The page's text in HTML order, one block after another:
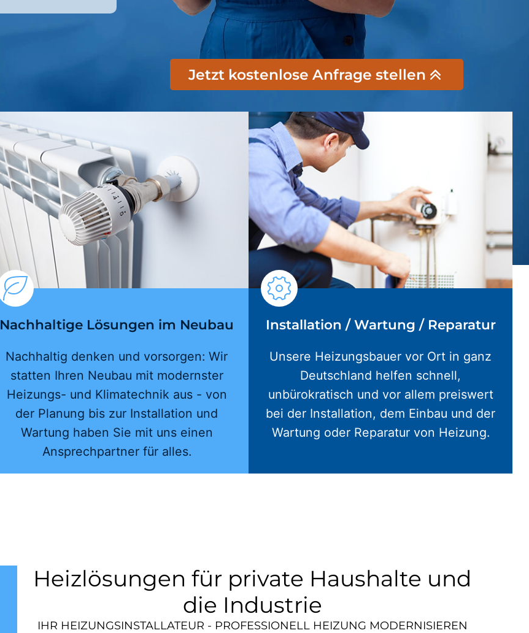
Jetzt kostenlose Anfrage stellen
Nachhaltige Lösungen im Neubau
Nachhaltig denken und vorsorgen: Wir
statten Ihren Neubau mit modernster
Heizungs- und Klimatechnik aus - von
der Planung bis zur Installation und
Wartung haben Sie mit uns einen
Ansprechpartner für alles.
Installation / Wartung / Reparatur
Unsere Heizungsbauer vor Ort in ganz
Deutschland helfen schnell,
unbürokratisch und vor allem preiswert
bei der Installation, dem Einbau und der
Wartung oder Reparatur von Heizung.
Heizlösungen für private Haushalte und
die Industrie
IHR HEIZUNGSINSTALLATEUR - PROFESSIONELL HEIZUNG MODERNISIEREN